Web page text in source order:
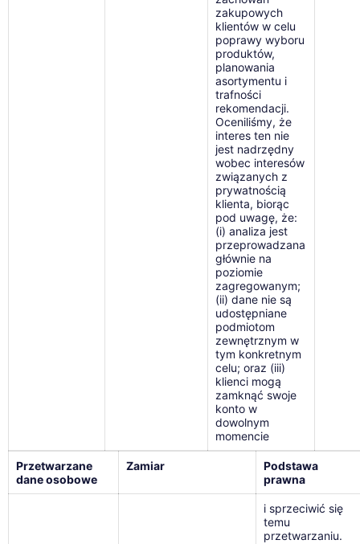
zakupowych
klientów w celu
poprawy wyboru
produktów,
planowania
asortymentu i
trafności
rekomendacji.
Oceniliśmy, że
interes ten nie
jest nadrzędny
wobec interesów
związanych z
prywatnością
klienta, biorąc
pod uwagę, że:
(i) analiza jest
przeprowadzana
głównie na
poziomie
zagregowanym;
(ii) dane nie są
udostępniane
podmiotom
zewnętrznym w
tym konkretnym
celu; oraz (iii)
klienci mogą
zamknąć swoje
konto w
dowolnym
momencie
Przetwarzane
dane osobowe
Zamiar
Podstawa
prawna
i sprzeciwić się
temu
przetwarzaniu.